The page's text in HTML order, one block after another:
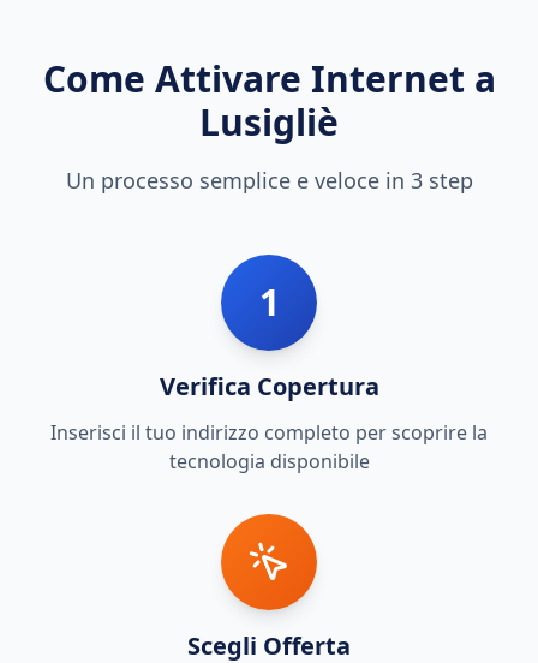
Come Attivare Internet a
Lusigliè
Un processo semplice e veloce in 3 step
1
Verifica Copertura
Inserisci il tuo indirizzo completo per scoprire la
tecnologia disponibile
Scegli Offerta